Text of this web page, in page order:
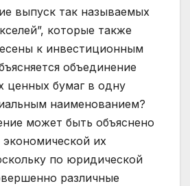
выпуск так называемых
которые также
к инвестиционным
объединение
ценных бумаг в одну
наименованием?
может быть объяснено
их
по юридической
различные